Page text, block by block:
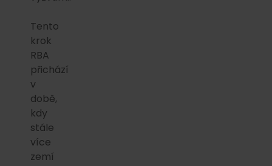
Tento
krok
RBA
přichází
v
době,
kdy
stále
více
zemí